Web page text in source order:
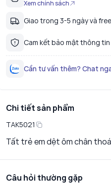
Xem chính sách
Giao trong 3-5 ngày và
Cam kết bảo mật thông
Cần tư vấn thêm? Chat
Chi tiết sản phẩm
TAK5021
Tất trẻ em dệt ôm chân
Câu hỏi thường gặp